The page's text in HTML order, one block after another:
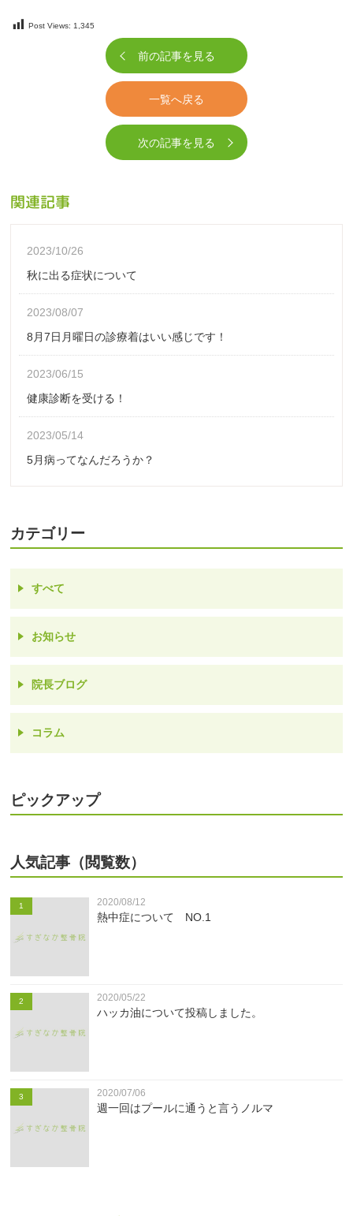
Post Views: 1,345
前の記事を見る
一覧へ戻る
次の記事を見る
関連記事
2023/10/26
秋に出る症状について
2023/08/07
8月7日月曜日の診療着はいい感じです！
2023/06/15
健康診断を受ける！
2023/05/14
5月病ってなんだろうか？
カテゴリー
すべて
お知らせ
院長ブログ
コラム
ピックアップ
人気記事（閲覧数）
1 2020/08/12
熱中症について NO.1
2 2020/05/22
ハッカ油について投稿しました。
3 2020/07/06
週一回はプールに通うと言うノルマ